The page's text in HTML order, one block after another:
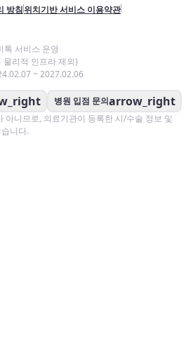
방침위치기반 서비스 이용약관
톡 서비스 운영
물리적 인프라 제외)
~ 2027.02.06
병원 입점 문의arrow_right
아니므로, 의료기관이 등록한 시/수술 정보 및
니다.